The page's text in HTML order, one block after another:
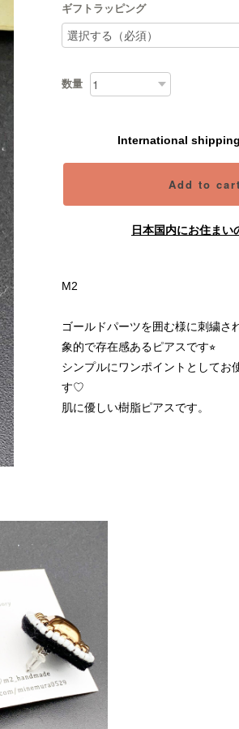
ギフトラッピング
数量
International
Add to cart
日本国内にお住まい
M2
ゴールドパーツを囲む様に刺繍さ
象的で存在感あるピアスです⭐︎
シンプルにワンポイントとしてお
す♡
肌に優しい樹脂ピアスです。